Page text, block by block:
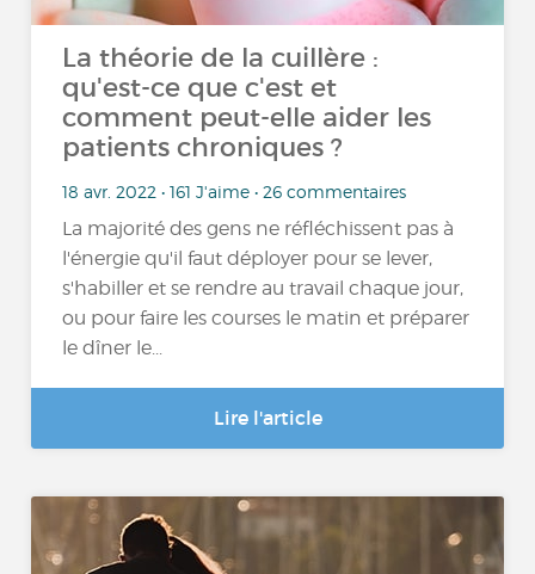
La théorie de la cuillère :
qu'est-ce que c'est et
comment peut-elle aider les
patients chroniques ?
18 avr. 2022 • 161 J'aime • 26 commentaires
La majorité des gens ne réfléchissent pas à
l'énergie qu'il faut déployer pour se lever,
s'habiller et se rendre au travail chaque jour,
ou pour faire les courses le matin et préparer
le dîner le...
Lire l'article